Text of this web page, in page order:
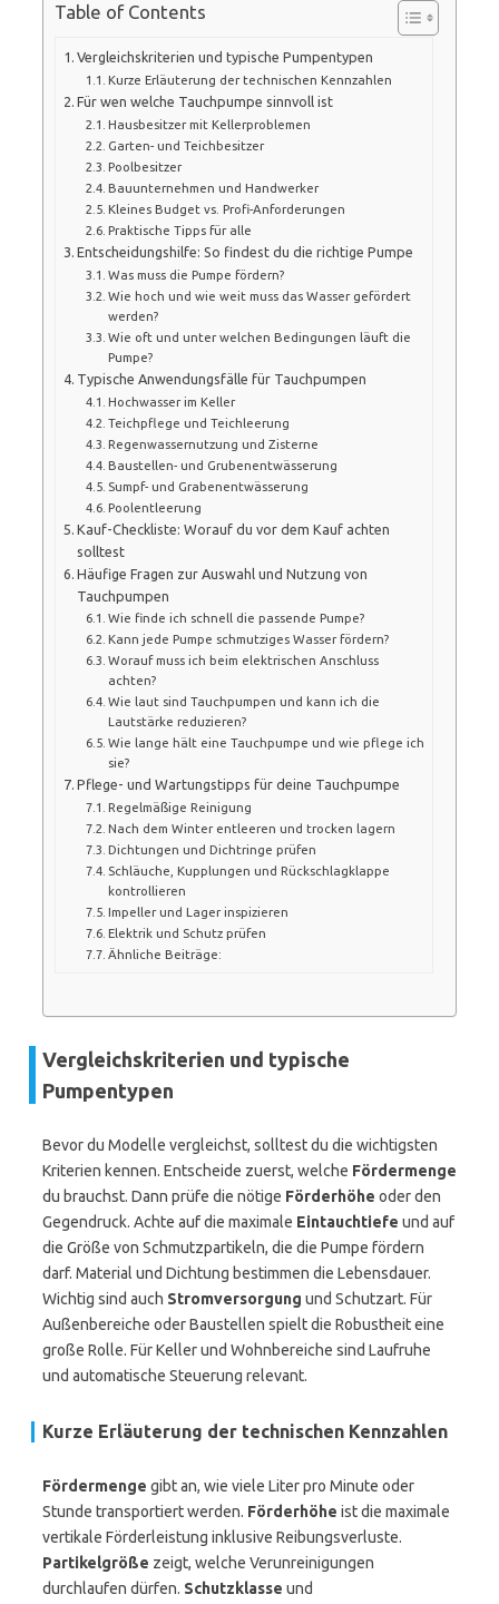
Table of Contents
Vergleichskriterien und typische Pumpentypen
Kurze Erläuterung der technischen Kennzahlen
Für wen welche Tauchpumpe sinnvoll ist
Hausbesitzer mit Kellerproblemen
Garten- und Teichbesitzer
Poolbesitzer
Bauunternehmen und Handwerker
Kleines Budget vs. Profi-Anforderungen
Praktische Tipps für alle
Entscheidungshilfe: So findest du die richtige Pumpe
Was muss die Pumpe fördern?
Wie hoch und wie weit muss das Wasser gefördert
werden?
Wie oft und unter welchen Bedingungen läuft die
Pumpe?
Typische Anwendungsfälle für Tauchpumpen
Hochwasser im Keller
Teichpflege und Teichleerung
Regenwassernutzung und Zisterne
Baustellen- und Grubenentwässerung
Sumpf- und Grabenentwässerung
Poolentleerung
Kauf-Checkliste: Worauf du vor dem Kauf achten
solltest
Häufige Fragen zur Auswahl und Nutzung von
Tauchpumpen
Wie finde ich schnell die passende Pumpe?
Kann jede Pumpe schmutziges Wasser fördern?
Worauf muss ich beim elektrischen Anschluss
achten?
Wie laut sind Tauchpumpen und kann ich die
Lautstärke reduzieren?
Wie lange hält eine Tauchpumpe und wie pflege ich
sie?
Pflege- und Wartungstipps für deine Tauchpumpe
Regelmäßige Reinigung
Nach dem Winter entleeren und trocken lagern
Dichtungen und Dichtringe prüfen
Schläuche, Kupplungen und Rückschlagklappe
kontrollieren
Impeller und Lager inspizieren
Elektrik und Schutz prüfen
Ähnliche Beiträge:
Vergleichskriterien und typische
Pumpentypen
Bevor du Modelle vergleichst, solltest du die wichtigsten
Kriterien kennen. Entscheide zuerst, welche Fördermenge
du brauchst. Dann prüfe die nötige Förderhöhe oder den
Gegendruck. Achte auf die maximale Eintauchtiefe und auf
die Größe von Schmutzpartikeln, die die Pumpe fördern
darf. Material und Dichtung bestimmen die Lebensdauer.
Wichtig sind auch Stromversorgung und Schutzart. Für
Außenbereiche oder Baustellen spielt die Robustheit eine
große Rolle. Für Keller und Wohnbereiche sind Laufruhe
und automatische Steuerung relevant.
Kurze Erläuterung der technischen Kennzahlen
Fördermenge gibt an, wie viele Liter pro Minute oder
Stunde transportiert werden. Förderhöhe ist die maximale
vertikale Förderleistung inklusive Reibungsverluste.
Partikelgröße zeigt, welche Verunreinigungen
durchlaufen dürfen. Schutzklasse und